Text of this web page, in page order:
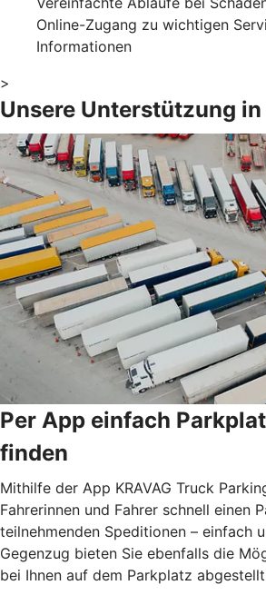
Online-Zugang zu wichtigen
Informationen
>
Unsere Unterstützung
Per App einfach
finden
Mithilfe der App KRAVAG Truck
Fahrerinnen und Fahrer schnell einen
teilnehmenden Speditionen – einfach
Gegenzug bieten Sie ebenfalls die
bei Ihnen auf dem Parkplatz